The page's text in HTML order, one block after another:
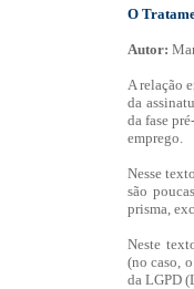
O
Autor:
A relação
da
da fase
emprego.
Nesse
são
prisma,
Neste
(no caso,
da LGPD